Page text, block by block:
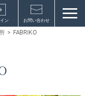
ン お問い合わせ
> FABRIKO